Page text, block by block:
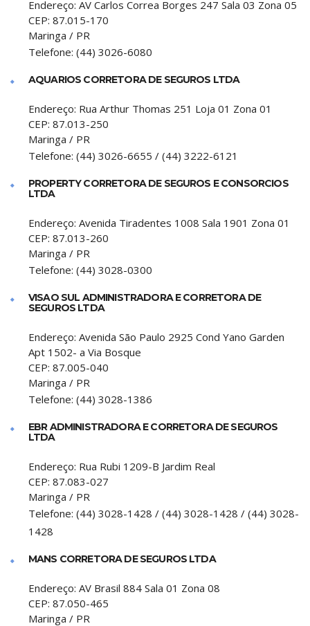
Endereço: AV Carlos Correa Borges 247 Sala 03 Zona 05
CEP: 87.015-170
Maringa / PR
Telefone: (44) 3026-6080
AQUARIOS CORRETORA DE SEGUROS LTDA
Endereço: Rua Arthur Thomas 251 Loja 01 Zona 01
CEP: 87.013-250
Maringa / PR
Telefone: (44) 3026-6655 / (44) 3222-6121
PROPERTY CORRETORA DE SEGUROS E CONSORCIOS
LTDA
Endereço: Avenida Tiradentes 1008 Sala 1901 Zona 01
CEP: 87.013-260
Maringa / PR
Telefone: (44) 3028-0300
VISAO SUL ADMINISTRADORA E CORRETORA DE
SEGUROS LTDA
Endereço: Avenida São Paulo 2925 Cond Yano Garden
Apt 1502- a Via Bosque
CEP: 87.005-040
Maringa / PR
Telefone: (44) 3028-1386
EBR ADMINISTRADORA E CORRETORA DE SEGUROS
LTDA
Endereço: Rua Rubi 1209-B Jardim Real
CEP: 87.083-027
Maringa / PR
Telefone: (44) 3028-1428 / (44) 3028-1428 / (44) 3028-
1428
MANS CORRETORA DE SEGUROS LTDA
Endereço: AV Brasil 884 Sala 01 Zona 08
CEP: 87.050-465
Maringa / PR